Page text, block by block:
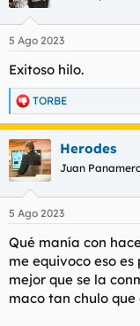
5 Ago 2023
Exitoso hilo.
R
e
a
c
c
i
e
:
TORBE
Herodes
Juan
5 Ago 2023
Qué manía con
me equivoco eso
mejor que se la
maco tan chulo